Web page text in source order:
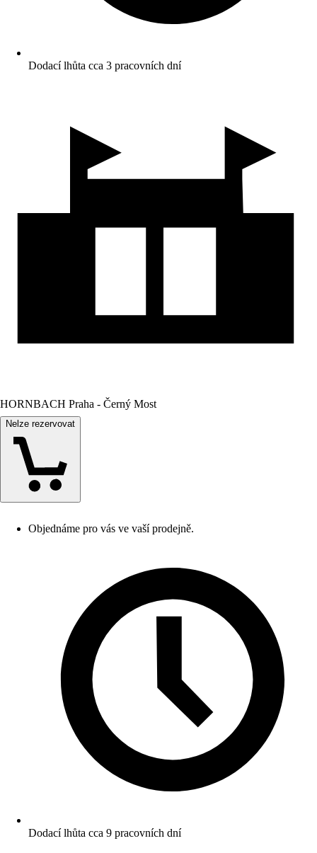
Dodací lhůta cca 3 pracovních dní
HORNBACH Praha - Černý Most
Nelze rezervovat
Objednáme pro vás ve vaší prodejně.
Dodací lhůta cca 9 pracovních dní